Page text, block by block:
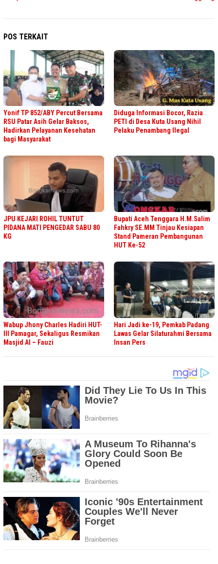
POS TERKAIT
Yonif TP 852/ABY Percut Bersama
RSU Patar Asih Gelar Baksos,
Hadirkan Pelayanan Kesehatan
bagi Masyarakat
Diduga Informasi Bocor, Razia
PETI di Desa Kuta Usang Nihil
Pelaku Penambang Ilegal
JPU KEJARI ROHIL TUNTUT
PIDANA MATI PENGEDAR SABU 80
KG
Bupati Aceh Tenggara H.M.Salim
Fahkry SE.MM Tinjau Kesiapan
Stand Pameran Pembangunan
HUT Ke-52
Wabup Jhony Charles Hadiri HUT-
III Pamagar, Sekaligus Resmikan
Masjid Al – Fauzi
Hari Jadi ke-19, Pemkab Padang
Lawas Gelar Silaturahmi Bersama
Insan Pers